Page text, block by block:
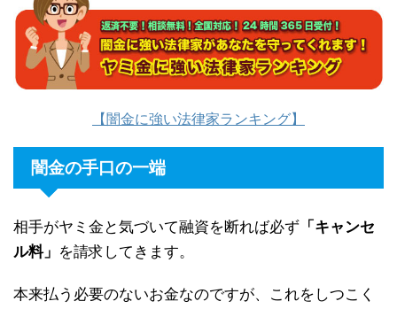
【闇金に強い法律家ランキング】
闇金の手口の一端
相手がヤミ金と気づいて融資を断れば必ず 「キャンセ
ル料」 を請求してきます。
本来払う必要のないお金なのですが、これをしつこく